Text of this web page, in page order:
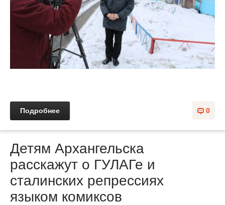
0
Подробнее
Детям Архангельска
расскажут о ГУЛАГе и
сталинских репрессиях
языком комиксов